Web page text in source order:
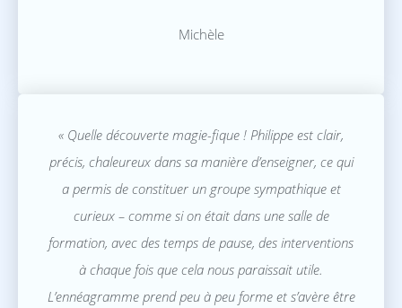
Michèle
« Quelle découverte magie-fique ! Philippe est clair,
précis, chaleureux dans sa manière d’enseigner, ce qui
a permis de constituer un groupe sympathique et
curieux – comme si on était dans une salle de
formation, avec des temps de pause, des interventions
à chaque fois que cela nous paraissait utile.
L’ennéagramme prend peu à peu forme et s’avère être